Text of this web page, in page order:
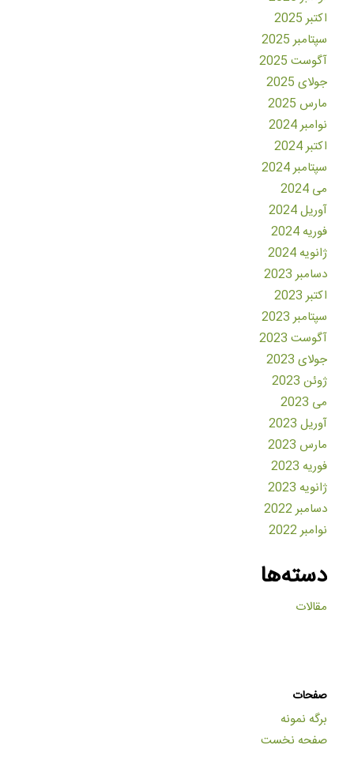
اکتبر 2025
سپتامبر 2025
آگوست 2025
جولای 2025
مارس 2025
نوامبر 2024
اکتبر 2024
سپتامبر 2024
می 2024
آوریل 2024
فوریه 2024
ژانویه 2024
دسامبر 2023
اکتبر 2023
سپتامبر 2023
آگوست 2023
جولای 2023
ژوئن 2023
می 2023
آوریل 2023
مارس 2023
فوریه 2023
ژانویه 2023
دسامبر 2022
نوامبر 2022
دسته‌ها
مقالات
صفحات
برگه نمونه
صفحه نخست